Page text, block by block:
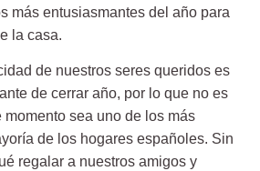
más entusiasmantes del año para
la casa.
de nuestros seres queridos es
de cerrar año, por lo que no es
momento sea uno de los más
de los hogares españoles. Sin
regalar a nuestros amigos y